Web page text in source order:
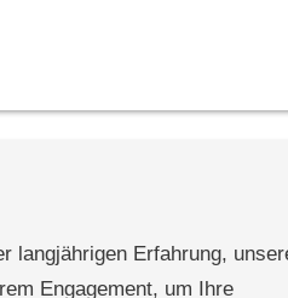
langjährigen Erfahrung,
Engagement, um Ihre